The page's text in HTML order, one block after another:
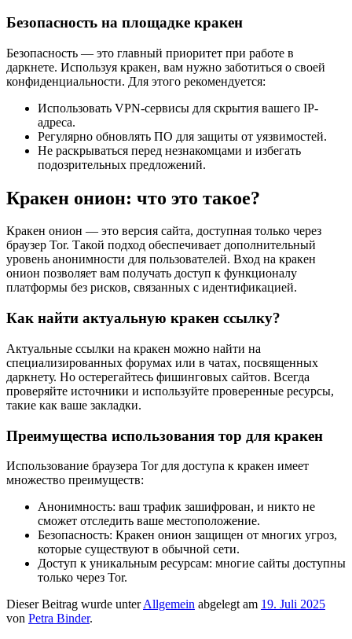
Безопасность на площадке кракен
Безопасность — это главный приоритет при работе в
даркнете. Используя кракен, вам нужно заботиться о своей
конфиденциальности. Для этого рекомендуется:
Использовать VPN-сервисы для скрытия вашего IP-
адреса.
Регулярно обновлять ПО для защиты от уязвимостей.
Не раскрываться перед незнакомцами и избегать
подозрительных предложений.
Кракен онион: что это такое?
Кракен онион — это версия сайта, доступная только через
браузер Tor. Такой подход обеспечивает дополнительный
уровень анонимности для пользователей. Вход на кракен
онион позволяет вам получать доступ к функционалу
платформы без рисков, связанных с идентификацией.
Как найти актуальную кракен ссылку?
Актуальные ссылки на кракен можно найти на
специализированных форумах или в чатах, посвященных
даркнету. Но остерегайтесь фишинговых сайтов. Всегда
проверяйте источники и используйте проверенные ресурсы,
такие как ваше закладки.
Преимущества использования тор для кракен
Использование браузера Tor для доступа к кракен имеет
множество преимуществ:
Анонимность: ваш трафик зашифрован, и никто не
сможет отследить ваше местоположение.
Безопасность: Кракен онион защищен от многих угроз,
которые существуют в обычной сети.
Доступ к уникальным ресурсам: многие сайты доступны
только через Tor.
Dieser Beitrag wurde unterAllgemein abgelegt am 19. Juli 2025
von Petra Binder.